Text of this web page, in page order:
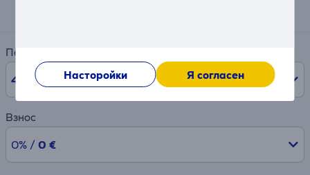
Насторойки Я согласен
Период
48 мес.
Взнос
0% / 0 €